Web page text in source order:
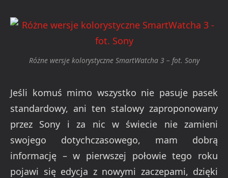
Różne wersje kolorystyczne SmartWatcha 3 – fot. Sony
Jeśli komuś mimo wszystko nie pasuje pasek
standardowy, ani ten stalowy zaproponowany
przez Sony i za nic w świecie nie zamieni
swojego dotychczasowego, mam dobrą
informację – w pierwszej połowie tego roku
pojawi się edycja z nowymi zaczepami, dzięki